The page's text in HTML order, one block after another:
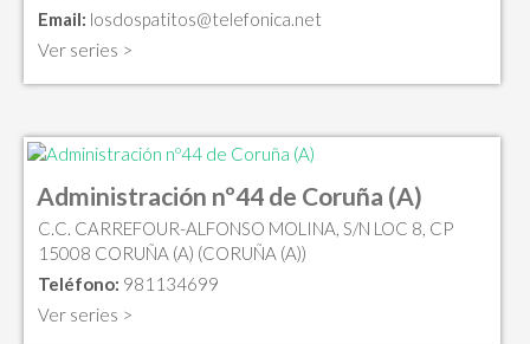
Email: losdospatitos@telefonica.net
Ver series >
Administración nº44 de Coruña (A)
C.C. CARREFOUR-ALFONSO MOLINA, S/N LOC 8, CP
15008 CORUÑA (A) (CORUÑA (A))
Teléfono: 981134699
Ver series >